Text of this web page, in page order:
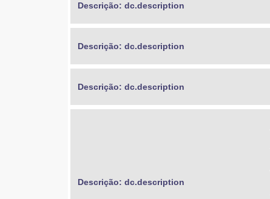
Descrição: dc.description
Descrição: dc.description
Descrição: dc.description
Descrição: dc.description